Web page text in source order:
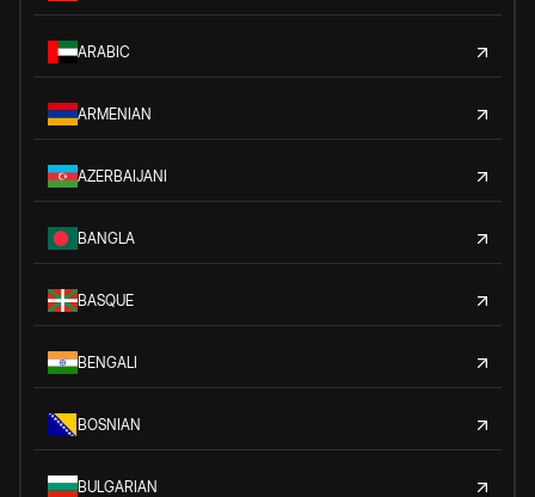
ARABIC
ARMENIAN
AZERBAIJANI
BANGLA
BASQUE
BENGALI
BOSNIAN
BULGARIAN